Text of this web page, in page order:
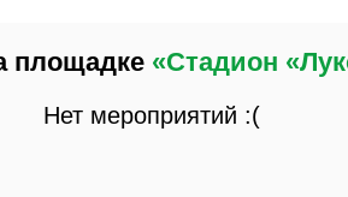
площадке «Стадион
Нет мероприятий :(